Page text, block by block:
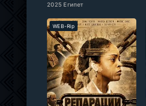
2025 Египет
WEB-Rip